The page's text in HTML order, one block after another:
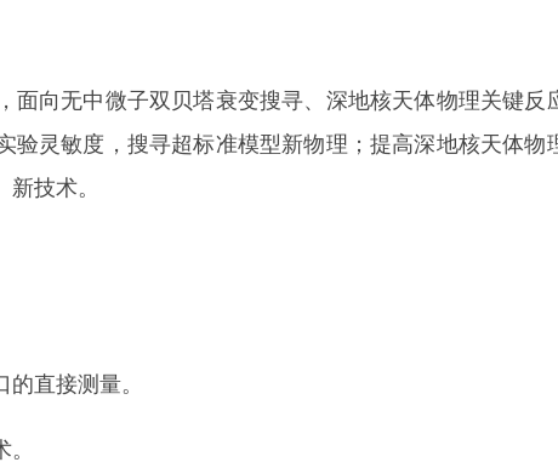
向无中微子双贝塔衰变搜寻、深地核天体物理关键反
验灵敏度，搜寻超标准模型新物理；提高深地核天体
技术。
直接测量。